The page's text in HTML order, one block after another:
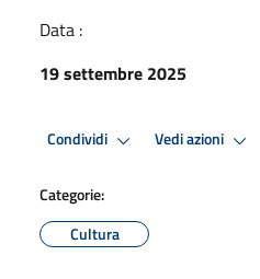
Data :
19 settembre 2025
Condividi Vedi azioni
Categorie:
Cultura